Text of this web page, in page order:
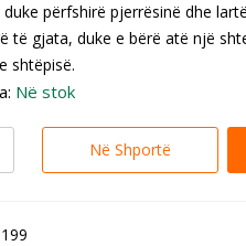
përfshirë pjerrësinë dhe
të gjata, duke e bërë atë një
shtëpisë.
Në stok
Në Shportë